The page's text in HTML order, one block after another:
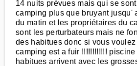
14 nuits prévues mais qui se
camping plus que bruyant jusqu'
du matin et les propriétaires du
sont les perturbateurs mais ne
des habitues donc si vous
camping est a fuir !!!!!!!!!!!!
habitues arrivent avec les